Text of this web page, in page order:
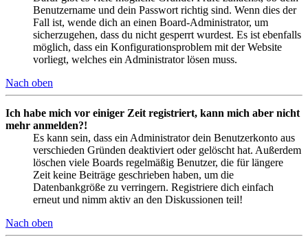
Benutzername und dein Passwort richtig sind. Wenn dies der
Fall ist, wende dich an einen Board-Administrator, um
sicherzugehen, dass du nicht gesperrt wurdest. Es ist ebenfalls
möglich, dass ein Konfigurationsproblem mit der Website
vorliegt, welches ein Administrator lösen muss.
Nach oben
Ich habe mich vor einiger Zeit registriert, kann mich aber nicht
mehr anmelden?!
Es kann sein, dass ein Administrator dein Benutzerkonto aus
verschieden Gründen deaktiviert oder gelöscht hat. Außerdem
löschen viele Boards regelmäßig Benutzer, die für längere
Zeit keine Beiträge geschrieben haben, um die
Datenbankgröße zu verringern. Registriere dich einfach
erneut und nimm aktiv an den Diskussionen teil!
Nach oben